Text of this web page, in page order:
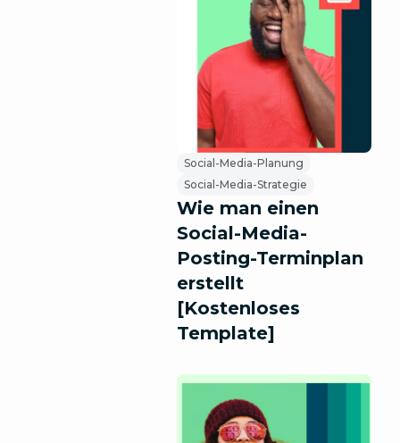
Social-Media-Planung
Social-Media-Strategie
Wie man einen
Social-Media-
Posting-Terminplan
erstellt
[Kostenloses
Template]